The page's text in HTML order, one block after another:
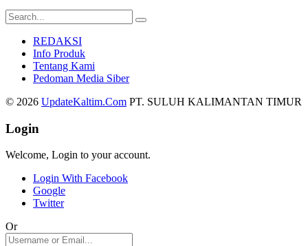
REDAKSI
Info Produk
Tentang Kami
Pedoman Media Siber
© 2026 UpdateKaltim.Com PT. SULUH KALIMANTAN TIMUR
Login
Welcome, Login to your account.
Login With Facebook
Google
Twitter
Or